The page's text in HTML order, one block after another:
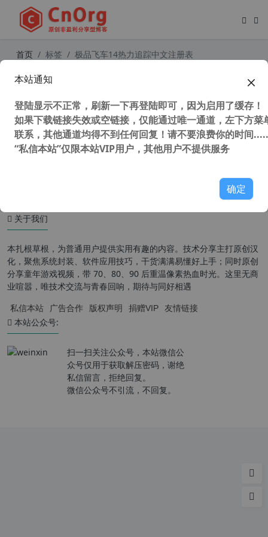
首页 标签 极品飞车14热力追踪中文注册表
关于我们
本扎根草根，为普通用户提供实用有趣的内容。技术分享主打原创汉
化，聚焦系统封装、软件应用技巧，干货满满易懂好上手；同时原创
分享童年游戏视频，带 70、80、90 后重温像素热血时光。这里无商
业喧嚣，唯技术交流与青春回响，期待与同好相遇
私信本站 广告合作 版权声明 捐赠VIP 友情链接
本站公众号:
扫一扫关注公众号，本站微信公
众号仅用于获取解压密码，谢绝
私信留言，拒绝回复。
微信公众号不引流，不回复。
本站通知
登陆显示不正常，刷新一下再登陆即可，因为启用了缓存！
如果下载链接失效或空链接，仅能通过唯一通道，左下方菜
联系，其他通道均得不到任何回复！请不要浪费你的时间
“私信本站”仅限本站VIP用户，其他用户不提供服务
确定